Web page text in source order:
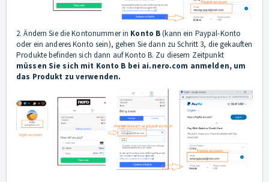
2. Ändern Sie die Kontonummer in Konto B(kann ein Paypal-Konto
oder ein anderes Konto sein), gehen Sie dann zu Schritt 3, die gekauften
Produkte befinden sich dann auf Konto B. Zu diesem Zeitpunkt
müssen Sie sich mit Konto B bei ai.nero.com anmelden, um
das Produkt zu verwenden.